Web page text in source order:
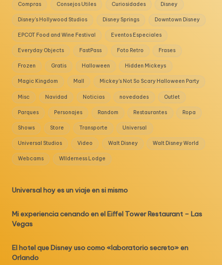
Compras Consejos Utiles Curiosidades Disney
Disney's Hollywood Studios Disney Springs Downtown Disney
EPCOT Food and Wine Festival Eventos Especiales
Everyday Objects FastPass Foto Retro Frases
Frozen Gratis Halloween Hidden Mickeys
Magic Kingdom Mall Mickey's Not So Scary Halloween Party
Misc Navidad Noticias novedades Outlet
Parques Personajes Random Restaurantes Ropa
Shows Store Transporte Universal
Universal Studios Video Walt Disney Walt Disney World
Webcams WIlderness Lodge
Universal hoy es un viaje en si mismo
Mi experiencia cenando en el Eiffel Tower Restaurant – Las
Vegas
El hotel que Disney uso como «laboratorio secreto» en
Orlando